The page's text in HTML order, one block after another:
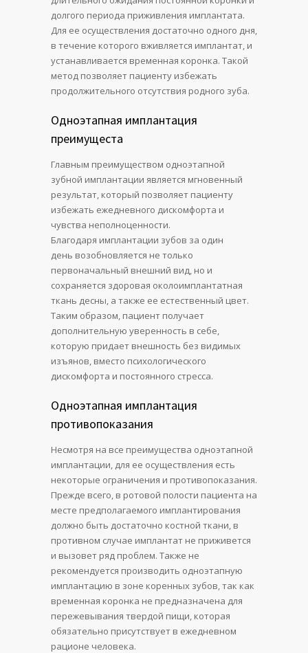
долгого периода приживления имплантата.
Для ее осуществления достаточно одного дня,
в течение которого вживляется имплантат, и
устанавливается временная коронка. Такой
метод позволяет пациенту избежать
продолжительного отсутствия родного зуба.
Одноэтапная имплантация
преимущеста
Главным преимуществом одноэтапной
зубной имплантации является мгновенный
результат, который позволяет пациенту
избежать ежедневного дискомфорта и
чувства неполноценности.
Благодаря имплантации зубов за один
день возобновляется не только
первоначальный внешний вид, но и
сохраняется здоровая околоимплантатная
ткань десны, а также ее естественный цвет.
Таким образом, пациент получает
дополнительную уверенность в себе,
которую придает внешность без видимых
изъянов, вместо психологического
дискомфорта и постоянного стресса.
Одноэтапная имплантация
противопоказания
Несмотря на все преимущества одноэтапной
имплантации, для ее осуществления есть
некоторые ограничения и противопоказания.
Прежде всего, в ротовой полости пациента на
месте предполагаемого имплантирования
должно быть достаточно костной ткани, в
противном случае имплантат не приживется
и вызовет ряд проблем. Также не
рекомендуется производить одноэтапную
имплантацию в зоне коренных зубов, так как
временная коронка не предназначена для
пережевывания твердой пищи, которая
обязательно присутствует в ежедневном
рационе человека.